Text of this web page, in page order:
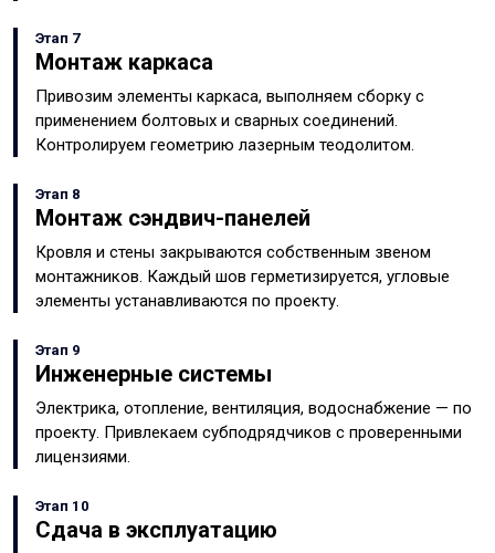
Этап 7
Монтаж каркаса
Привозим элементы каркаса, выполняем сборку с
применением болтовых и сварных соединений.
Контролируем геометрию лазерным теодолитом.
Этап 8
Монтаж сэндвич-панелей
Кровля и стены закрываются собственным звеном
монтажников. Каждый шов герметизируется, угловые
элементы устанавливаются по проекту.
Этап 9
Инженерные системы
Электрика, отопление, вентиляция, водоснабжение — по
проекту. Привлекаем субподрядчиков с проверенными
лицензиями.
Этап 10
Сдача в эксплуатацию